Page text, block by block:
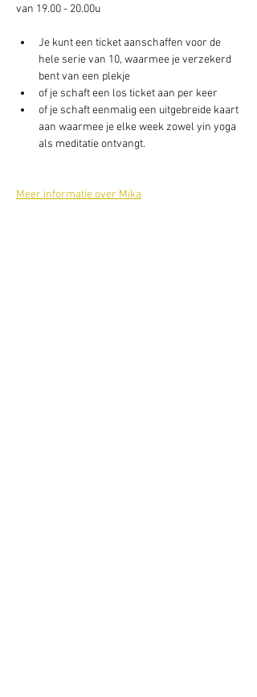
van 19.00 - 20.00u
Je kunt een ticket aanschaffen voor de
hele serie van 10, waarmee je verzekerd
bent van een plekje
of je schaft een los ticket aan per keer
of je schaft eenmalig een uitgebreide kaart
aan waarmee je elke week zowel yin yoga
als meditatie ontvangt.
Meer informatie over Mika